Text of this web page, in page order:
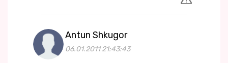
Antun Shkugor
06.01.2011 21:43:43